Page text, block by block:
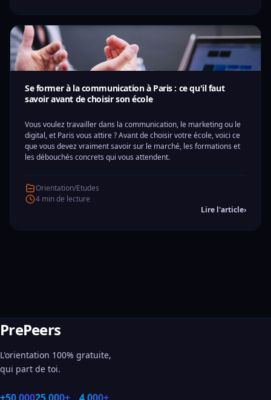
Se former à la communication à Paris : ce qu'il faut
savoir avant de choisir son école
Vous voulez travailler dans la communication, le marketing ou le
digital, et Paris vous attire ? Avant de choisir votre école, voici ce
que vous devez vraiment savoir sur le marché, les formations et
les débouchés concrets qui vous attendent.
Orientation/Etudes
4 min de lecture
Lire l'article›
PrePeers
L'orientation 100% gratuite,
qui part de toi.